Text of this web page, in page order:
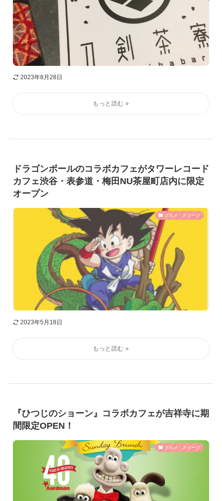
2023年8月28日
ドラゴンボールのコラボカフェがタワーレコード
カフェ渋谷・表参道・梅田NU茶屋町店内に限定
オープン
グルメ・スイーツ
2023年5月18日
『ひつじのショーン』コラボカフェが吉祥寺に期
間限定OPEN！
グルメ・スイーツ